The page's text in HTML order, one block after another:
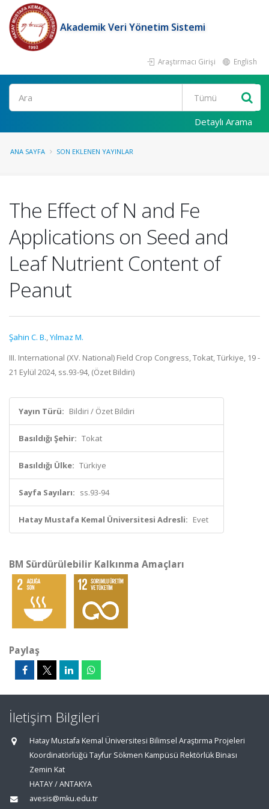
Akademik Veri Yönetim Sistemi
Araştırmacı Girişi English
Ara
Detaylı Arama
ANA SAYFA SON EKLENEN YAYINLAR
The Effect of N and Fe
Applications on Seed and
Leaf Nutrient Content of
Peanut
Şahin C. B.,Yılmaz M.
III. International (XV. National) Field Crop Congress, Tokat, Türkiye, 19 -
21 Eylül 2024, ss.93-94, (Özet Bildiri)
Yayın Türü: Bildiri / Özet Bildiri
Basıldığı Şehir: Tokat
Basıldığı Ülke: Türkiye
Sayfa Sayıları: ss.93-94
Hatay Mustafa Kemal Üniversitesi Adresli: Evet
BM Sürdürülebilir Kalkınma Amaçları
Paylaş
İletişim Bilgileri
Hatay Mustafa Kemal Üniversitesi Bilimsel Araştırma Projeleri
Koordinatörlüğü Tayfur Sökmen Kampüsü Rektörlük Binası
Zemin Kat
HATAY / ANTAKYA
avesis@mku.edu.tr